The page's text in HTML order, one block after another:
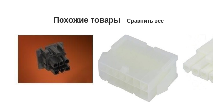
Похожие товары Сравнить все